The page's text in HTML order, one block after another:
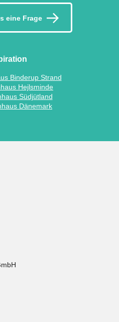
eine Frage
Binderup Strand
Hejlsminde
Südjütland
Dänemark